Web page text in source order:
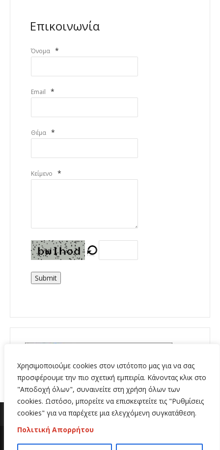
Χρησιμοποιούμε cookies στον ιστότοπο μας για να σας
προσφέρουμε την πιο σχετική εμπειρία. Κάνοντας κλικ στο
"Αποδοχή όλων", συναινείτε στη χρήση όλων των
cookies. Ωστόσο, μπορείτε να επισκεφτείτε τις "Ρυθμίσεις
cookies" για να παρέχετε μια ελεγχόμενη συγκατάθεση.
Πολιτική Απορρήτου
Επικοινωνία
Όνομα *
Email *
Θέμα *
Κείμενο *
Submit
Copyright 2020 | All Rights Reserved | Κατασκευή